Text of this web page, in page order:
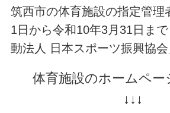
筑西市の体育施設の指定管理
1日から令和10年3月31日ま
動法人 日本スポーツ振興協会
体育施設のホームペー
↓↓↓